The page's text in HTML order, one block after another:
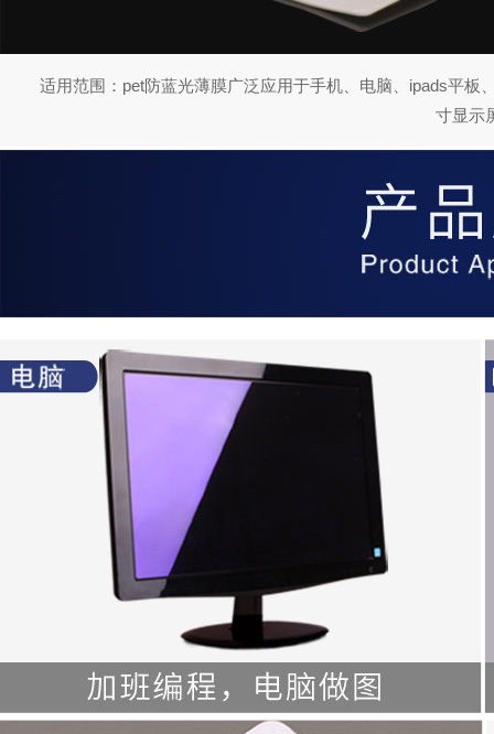
适用范围：pet防蓝光薄膜广泛应用于手机、电脑、ipads平板
寸显示